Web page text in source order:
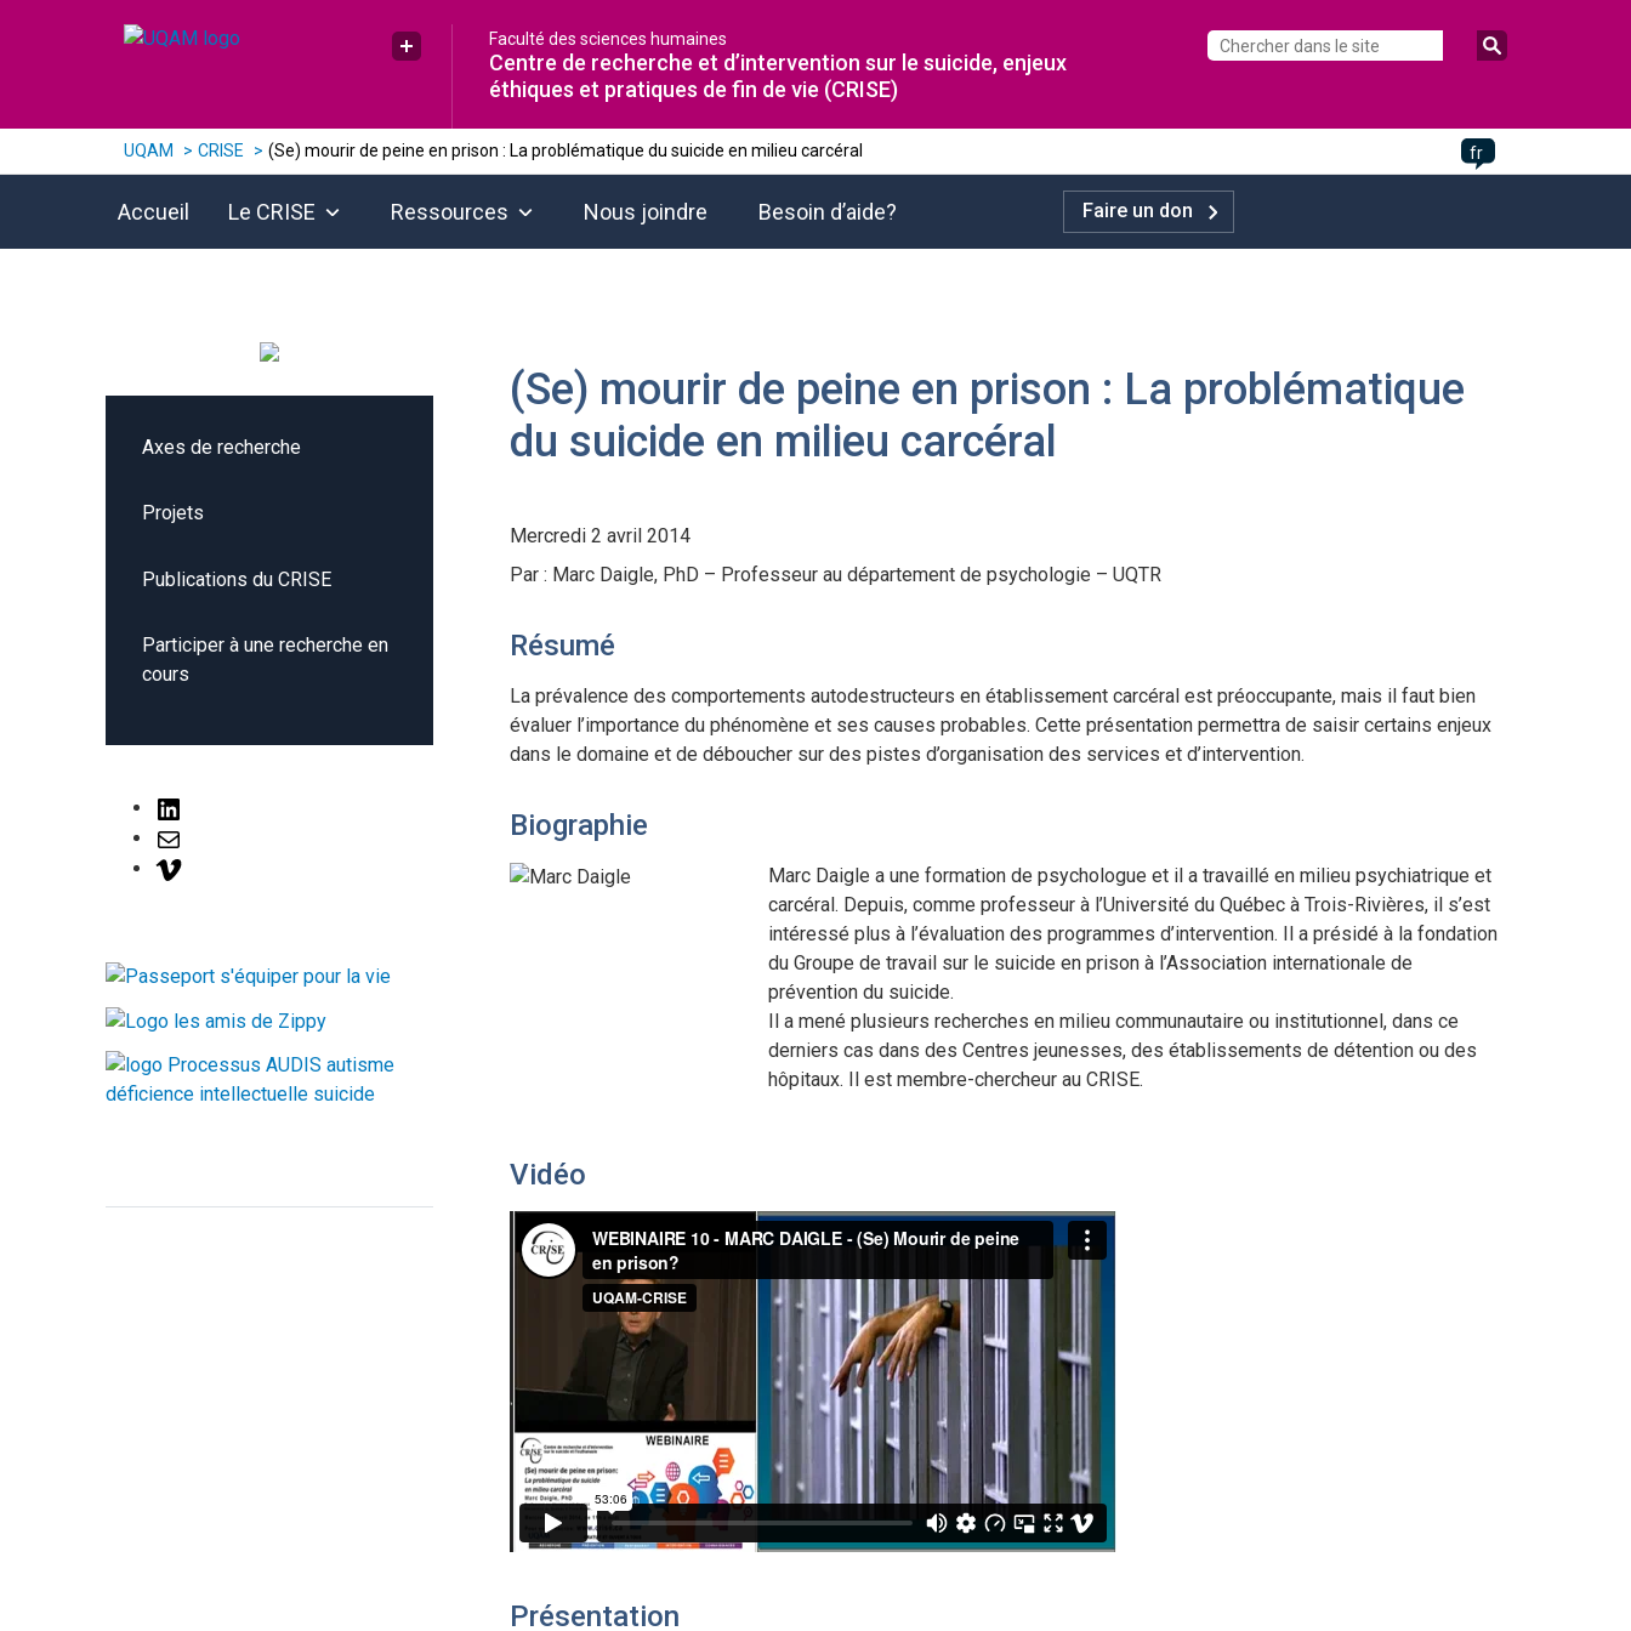
Plus UQAM
Faculté des sciences humaines
Centre de recherche et d’intervention sur le suicide, enjeux
éthiques et pratiques de fin de vie (CRISE)
UQAM CRISE (Se) mourir de peine en prison : La problématique du suicide en milieu carcéral fr
Accueil Le CRISE Ressources Nous joindre Besoin d’aide? Faire un don
Axes de recherche
Projets
Publications du CRISE
Participer à une recherche en
cours
(Se) mourir de peine en prison : La problématique
du suicide en milieu carcéral
Mercredi 2 avril 2014
Par : Marc Daigle, PhD – Professeur au département de psychologie – UQTR
Résumé
La prévalence des comportements autodestructeurs en établissement carcéral est préoccupante, mais il faut bien
évaluer l’importance du phénomène et ses causes probables. Cette présentation permettra de saisir certains enjeux
dans le domaine et de déboucher sur des pistes d’organisation des services et d’intervention.
Biographie
Marc Daigle a une formation de psychologue et il a travaillé en milieu psychiatrique et
carcéral. Depuis, comme professeur à l’Université du Québec à Trois-Rivières, il s’est
intéressé plus à l’évaluation des programmes d’intervention. Il a présidé à la fondation
du Groupe de travail sur le suicide en prison à l’Association internationale de
prévention du suicide.
Il a mené plusieurs recherches en milieu communautaire ou institutionnel, dans ce
derniers cas dans des Centres jeunesses, des établissements de détention ou des
hôpitaux. Il est membre-chercheur au CRISE.
Vidéo
Présentation